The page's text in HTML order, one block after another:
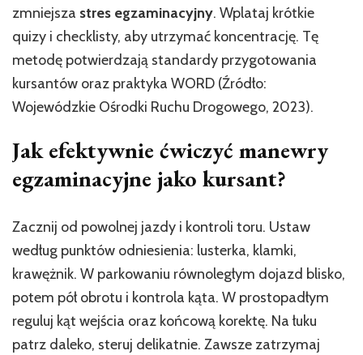
zmniejsza stres egzaminacyjny. Wplataj krótkie
quizy i checklisty, aby utrzymać koncentrację. Tę
metodę potwierdzają standardy przygotowania
kursantów oraz praktyka WORD (Źródło:
Wojewódzkie Ośrodki Ruchu Drogowego, 2023).
Jak efektywnie ćwiczyć manewry
egzaminacyjne jako kursant?
Zacznij od powolnej jazdy i kontroli toru. Ustaw
według punktów odniesienia: lusterka, klamki,
krawężnik. W parkowaniu równoległym dojazd blisko,
potem pół obrotu i kontrola kąta. W prostopadłym
reguluj kąt wejścia oraz końcową korektę. Na łuku
patrz daleko, steruj delikatnie. Zawsze zatrzymaj